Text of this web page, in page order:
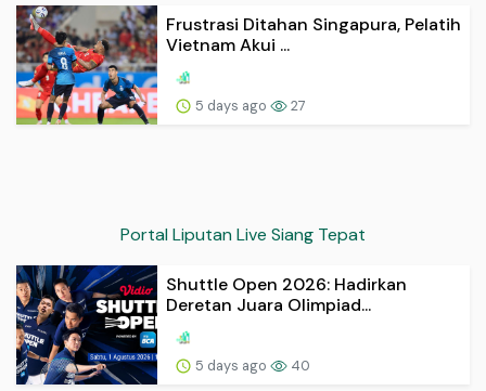
Frustrasi Ditahan Singapura, Pelatih
Vietnam Akui ...
5 days ago 27
Portal Liputan Live Siang Tepat
Shuttle Open 2026: Hadirkan
Deretan Juara Olimpiad...
5 days ago 40